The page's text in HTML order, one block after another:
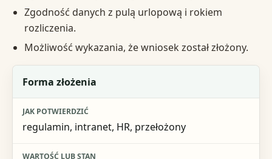
Zgodność danych z pulą urlopową i rokiem
rozliczenia.
Możliwość wykazania, że wniosek został złożony.
Co sprawdzić
Jak potwierdzić
Wartość lub stan
Forma złożenia
regulamin, intranet, HR, przełożony